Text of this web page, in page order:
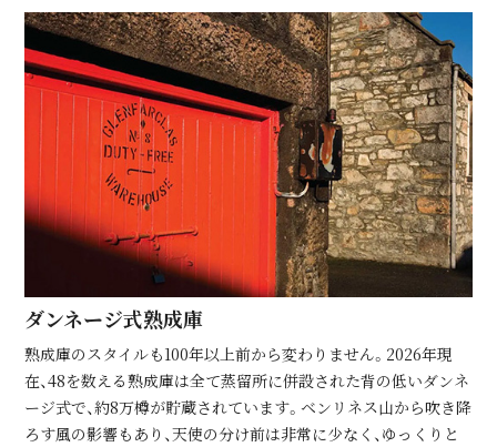
ダンネージ式熟成庫
熟成庫のスタイルも100年以上前から変わりません。2026年現
在、48を数える熟成庫は全て蒸留所に併設された背の低いダンネ
ージ式で、約8万樽が貯蔵されています。ベンリネス⼭から吹き降
ろす⾵の影響もあり、天使の分け前は⾮常に少なく、ゆっくりと